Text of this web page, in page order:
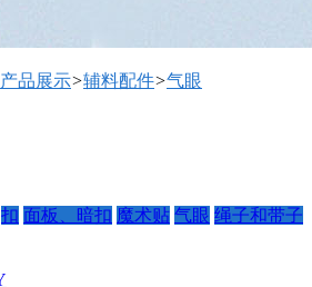
产品展示>辅料配件>气眼
扣 面板、暗扣 魔术贴 气眼 绳子和带子